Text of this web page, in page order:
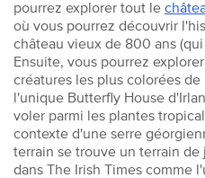
pourrez explorer tout le
où vous pourrez découvrir
château vieux de 800 ans
Ensuite, vous pourrez
créatures les plus colorées de
l'unique Butterfly House
voler parmi les plantes
contexte d'une serre
terrain se trouve un terrain
dans The Irish Times comme